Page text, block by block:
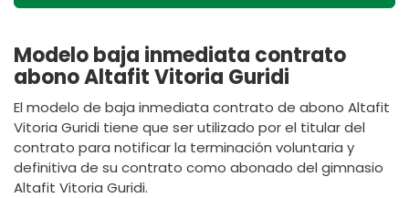
Modelo baja inmediata contrato
abono Altafit Vitoria Guridi
El modelo de baja inmediata contrato de abono Altafit
Vitoria Guridi tiene que ser utilizado por el titular del
contrato para notificar la terminación voluntaria y
definitiva de su contrato como abonado del gimnasio
Altafit Vitoria Guridi.